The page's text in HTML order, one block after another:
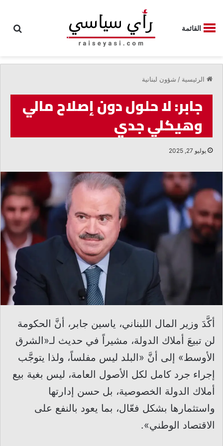
القائمة
الرئيسية / شؤون لبنانية
جابر: لا حلول دون إصلاح مالي
وهيكلي جدي
يوليو 27, 2025
أكَّدَ وزير المال اللبناني، ياسين جابر، أنَّ الحكومة
لن تبيعَ أملاك الدولة، مشيراً في حديث لـ«الشرق
الأوسط» إلى أنَّ «البلد ليس مفلساً، ولذا يتوجَّب
إجراء جرد كامل لكل الأصول العامة، ليس بغية بيع
أملاك الدولة الخصوصية، بل حسن إدارتها
واستثمارها بشكل فعّال، بما يعود بالنفع على
الاقتصاد الوطني».